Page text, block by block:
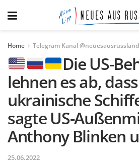
Home Telegram Kanal @neuesausrussland
Die US-
lehnen es ab,
ukrainische
sagte US-
Anthony Blinken
25.06.2022